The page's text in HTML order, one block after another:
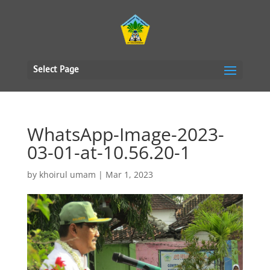
Select Page
WhatsApp-Image-2023-
03-01-at-10.56.20-1
by khoirul umam | Mar 1, 2023